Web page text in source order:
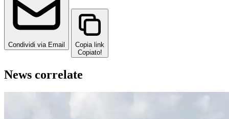
Condividi via Email
Copia link
Copiato!
News correlate